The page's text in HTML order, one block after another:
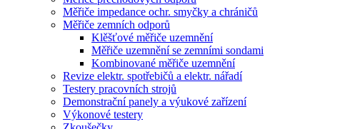
Měřiče impedance ochr. smyčky a chráničů
Měřiče zemních odporů
Klěšťové měřiče uzemnění
Měřiče uzemnění se zemními sondami
Kombinované měřiče uzemnění
Revize elektr. spotřebičů a elektr. nářadí
Testery pracovních strojů
Demonstrační panely a výukové zařízení
Výkonové testery